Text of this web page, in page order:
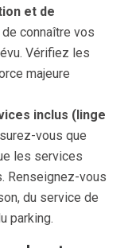
et de
connaître vos
Vérifiez les
majeure
inclus (linge
vous que
les services
Renseignez-vous
du service de
parking.